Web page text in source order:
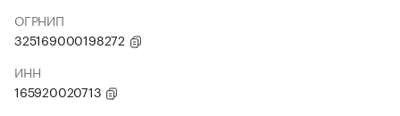
ОГРНИП
325169000198272
ИНН
165920020713